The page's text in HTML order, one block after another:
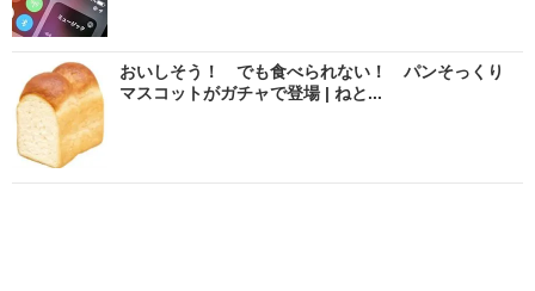
おいしそう！ でも食べられない！ パンそっくり
マスコットがガチャで登場 | ねと...